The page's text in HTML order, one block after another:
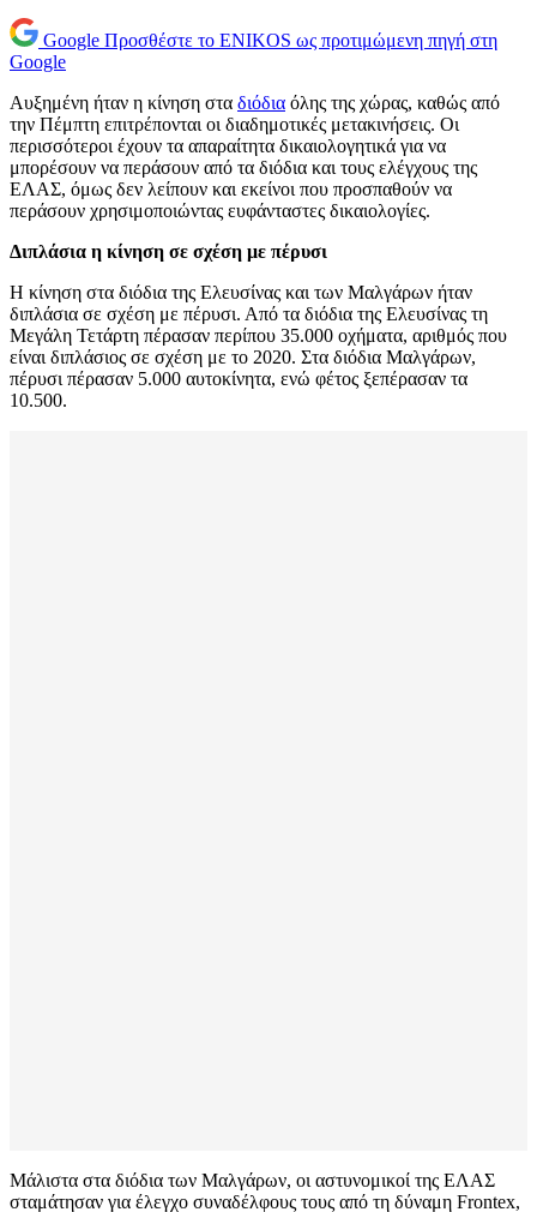
Google Προσθέστε το ENIKOS ως προτιμώμενη πηγή στη
Google
Αυξημένη ήταν η κίνηση στα διόδια όλης της χώρας, καθώς από
την Πέμπτη επιτρέπονται οι διαδημοτικές μετακινήσεις. Οι
περισσότεροι έχουν τα απαραίτητα δικαιολογητικά για να
μπορέσουν να περάσουν από τα διόδια και τους ελέγχους της
ΕΛΑΣ, όμως δεν λείπουν και εκείνοι που προσπαθούν να
περάσουν χρησιμοποιώντας ευφάνταστες δικαιολογίες.
Διπλάσια η κίνηση σε σχέση με πέρυσι
Η κίνηση στα διόδια της Ελευσίνας και των Μαλγάρων ήταν
διπλάσια σε σχέση με πέρυσι. Από τα διόδια της Ελευσίνας τη
Μεγάλη Τετάρτη πέρασαν περίπου 35.000 οχήματα, αριθμός που
είναι διπλάσιος σε σχέση με το 2020. Στα διόδια Μαλγάρων,
πέρυσι πέρασαν 5.000 αυτοκίνητα, ενώ φέτος ξεπέρασαν τα
10.500.
Μάλιστα στα διόδια των Μαλγάρων, οι αστυνομικοί της ΕΛΑΣ
σταμάτησαν για έλεγχο συναδέλφους τους από τη δύναμη Frontex,